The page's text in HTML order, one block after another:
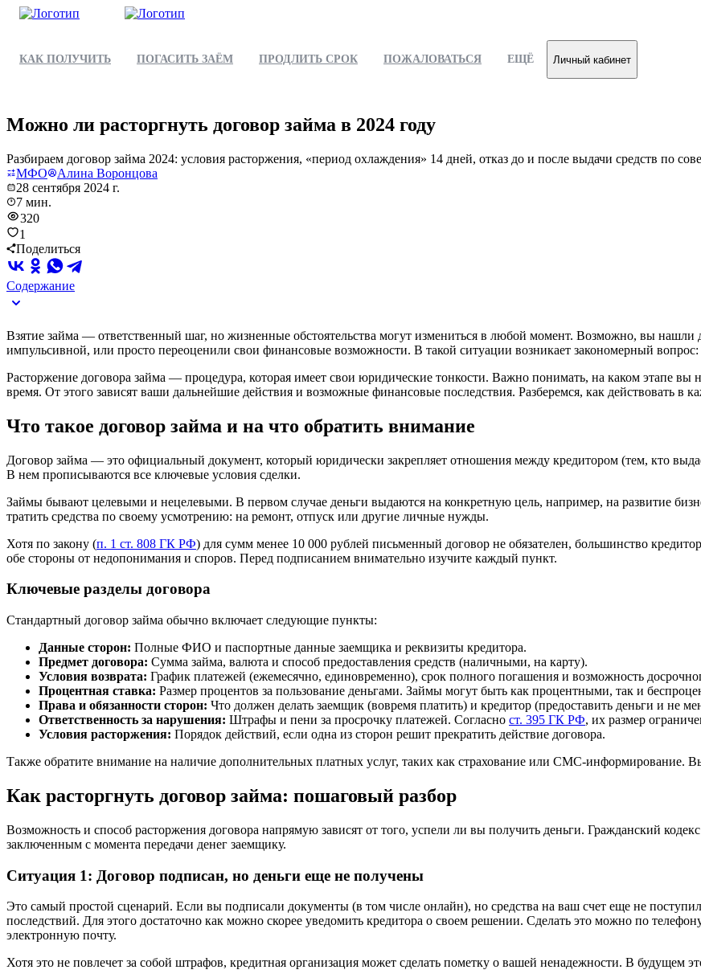
КАК ПОЛУЧИТЬ ПОГАСИТЬ ЗАЁМ ПРОДЛИТЬ СРОК ПОЖАЛОВАТЬСЯ ЕЩЁ Личный кабинет
Можно ли расторгнуть договор займа в 2024 году
Разбираем договор займа 2024: условия расторжения, «период охлаждения» 14 дней, отказ до и после выдачи средств по
МФО
Алина Воронцова
28 сентября 2024 г.
7 мин.
320
1
Поделиться
Содержание
Взятие займа — ответственный шаг, но жизненные обстоятельства могут измениться в любой момент. Возможно, вы нашли
импульсивной, или просто переоценили свои финансовые возможности. В такой ситуации возникает закономерный
Расторжение договора займа — процедура, которая имеет свои юридические тонкости. Важно понимать, на каком этапе вы
время. От этого зависят ваши дальнейшие действия и возможные финансовые последствия. Разберемся, как действовать в
Что такое договор займа и на что обратить внимание
Договор займа — это официальный документ, который юридически закрепляет отношения между кредитором (тем, кто
В нем прописываются все ключевые условия сделки.
Займы бывают целевыми и нецелевыми. В первом случае деньги выдаются на конкретную цель, например, на развитие
тратить средства по своему усмотрению: на ремонт, отпуск или другие личные нужды.
Хотя по закону (п. 1 ст. 808 ГК РФ) для сумм менее 10 000 рублей письменный договор не обязателен, большинство
обе стороны от недопонимания и споров. Перед подписанием внимательно изучите каждый пункт.
Ключевые разделы договора
Стандартный договор займа обычно включает следующие пункты:
Данные сторон: Полные ФИО и паспортные данные заемщика и реквизиты кредитора.
Предмет договора: Сумма займа, валюта и способ предоставления средств (наличными, на карту).
Условия возврата: График платежей (ежемесячно, единовременно), срок полного погашения и возможность
Процентная ставка: Размер процентов за пользование деньгами. Займы могут быть как процентными, так и
Права и обязанности сторон: Что должен делать заемщик (вовремя платить) и кредитор (предоставить деньги и не
Ответственность за нарушения: Штрафы и пени за просрочку платежей. Согласно ст. 395 ГК РФ, их размер
Условия расторжения: Порядок действий, если одна из сторон решит прекратить действие договора.
Также обратите внимание на наличие дополнительных платных услуг, таких как страхование или СМС-информирование.
Как расторгнуть договор займа: пошаговый разбор
Возможность и способ расторжения договора напрямую зависят от того, успели ли вы получить деньги. Гражданский
заключенным с момента передачи денег заемщику.
Ситуация 1: Договор подписан, но деньги еще не получены
Это самый простой сценарий. Если вы подписали документы (в том числе онлайн), но средства на ваш счет еще не
последствий. Для этого достаточно как можно скорее уведомить кредитора о своем решении. Сделать это можно по
электронную почту.
Хотя это не повлечет за собой штрафов, кредитная организация может сделать пометку о вашей ненадежности. В будущем